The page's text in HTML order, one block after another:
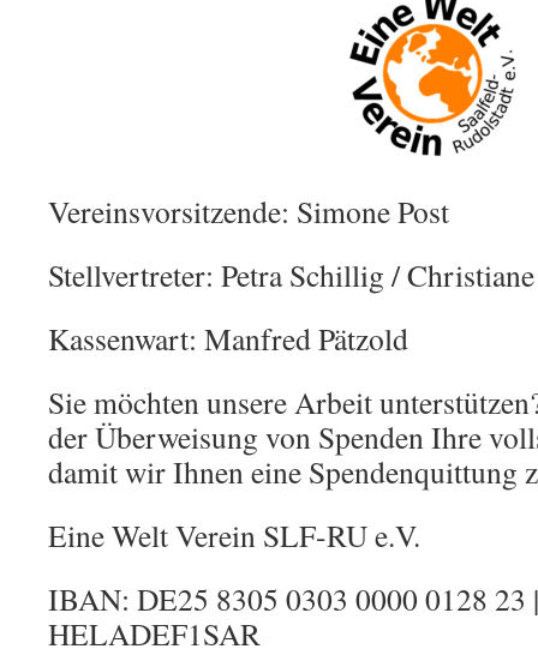
Vereinsvorsitzende: Simone Post
Stellvertreter: Petra Schillig /
Kassenwart: Manfred Pätzold
Sie möchten unsere Arbeit
der Überweisung von Spenden Ihre
damit wir Ihnen eine Spendenquittung
Eine Welt Verein SLF-RU e.V.
IBAN: DE25 8305 0303 0000 0128 23
HELADEF1SAR